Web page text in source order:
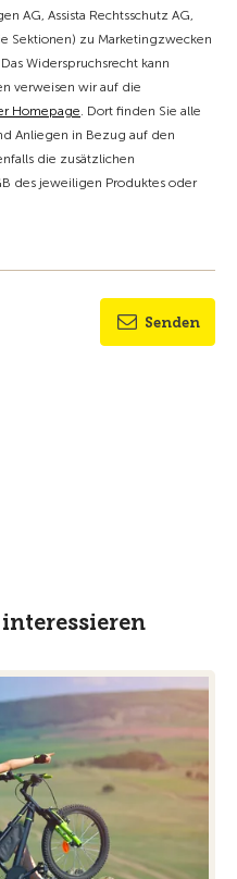
AG, Assista Rechtsschutz AG,
Sektionen) zu Marketingzwecken
Widerspruchsrecht kann
verweisen wir auf die
Homepage. Dort finden Sie alle
Anliegen in Bezug auf den
die zusätzlichen
des jeweiligen Produktes oder
Senden